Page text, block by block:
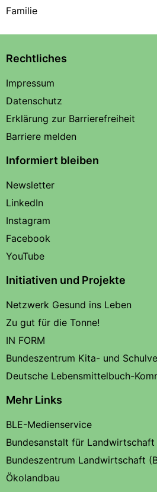
Familie
Rechtliches
Impressum
Datenschutz
Erklärung zur Barrierefreiheit
Barriere melden
Informiert bleiben
Newsletter
LinkedIn
Instagram
Facebook
YouTube
Initiativen und Projekte
Netzwerk Gesund ins Leben
Zu gut für die Tonne!
IN FORM
Bundeszentrum Kita- und
Deutsche Lebensmittelbuch-
Mehr Links
BLE-Medienservice
Bundesanstalt für Landwirtschaft
Bundeszentrum Landwirtschaft
Ökolandbau